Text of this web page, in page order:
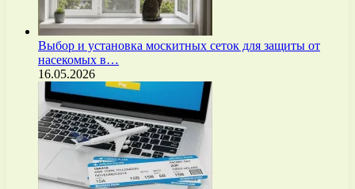
Выбор и установка москитных сеток для защиты от
насекомых в…
16.05.2026